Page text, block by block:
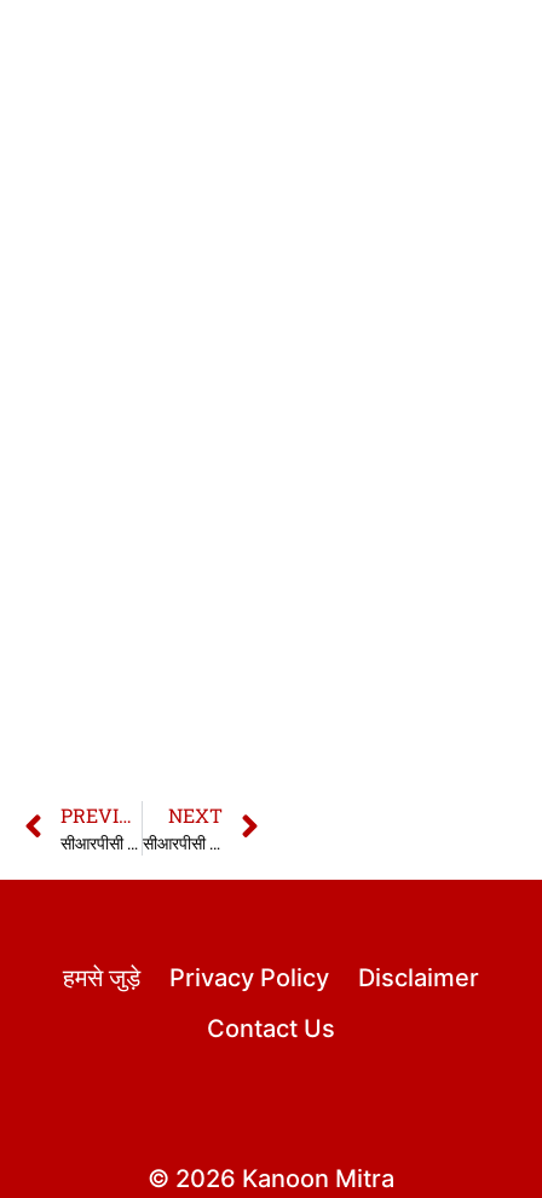
PREVIOUS
सीआरपीसी की धारा 210 | 210 CrPC in hindi
NEXT
सीआरपीसी की धारा 212 | 212 CrPC in hindi
हमसे जुड़े Privacy Policy
Disclaimer
Contact Us
© 2026 Kanoon Mitra